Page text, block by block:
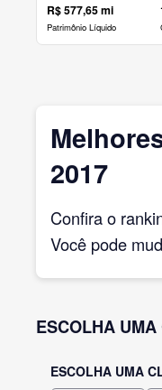
R$ 577,65 mi
Patrimônio Líquido
2017
Confira o
Você pode
ESCOLHA
ESCOLHA UMA